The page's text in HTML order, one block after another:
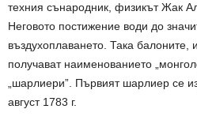
техния сънародник, физикът Жак
Неговото постижение води до
въздухоплаването. Така балоните,
получават наименованието
„шарлиери”. Първият шарлиер се
август 1783 г.